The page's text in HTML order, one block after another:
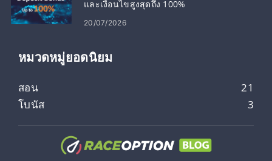
และเงื่อนไขสูงสุดถึง 100%
20/07/2026
หมวดหมู่ยอดนิยม
สอน
21
โบนัส
3